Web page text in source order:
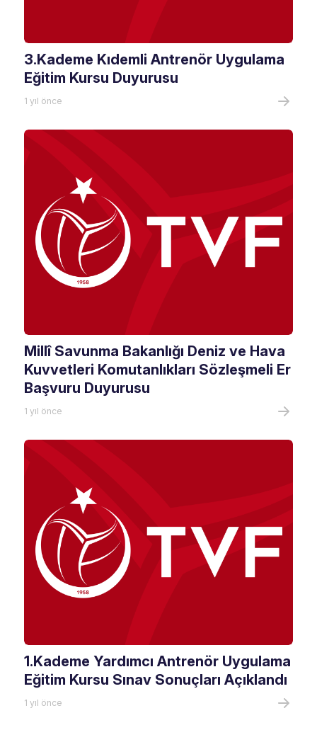
3.Kademe Kıdemli Antrenör Uygulama
Eğitim Kursu Duyurusu
1 yıl önce
Millî Savunma Bakanlığı Deniz ve Hava
Kuvvetleri Komutanlıkları Sözleşmeli Er
Başvuru Duyurusu
1 yıl önce
1.Kademe Yardımcı Antrenör Uygulama
Eğitim Kursu Sınav Sonuçları Açıklandı
1 yıl önce